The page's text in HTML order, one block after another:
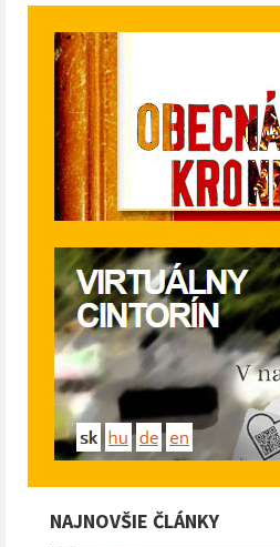
NAJNOVŠIE ČLÁNKY